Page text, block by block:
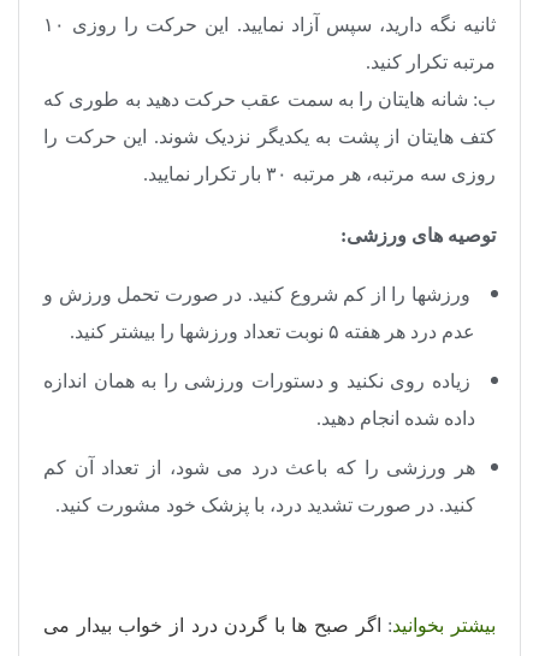
ثانیه نگه دارید، سپس آزاد نمایید. این حرکت را روزی ۱۰
مرتبه تکرار کنید.
ب: شانه هایتان را به سمت عقب حرکت دهید به طوری که
کتف هایتان از پشت به یکدیگر نزدیک شوند. این حرکت را
روزی سه مرتبه، هر مرتبه ۳۰ بار تکرار نمایید.
توصیه های ورزشی:
ورزشها را از کم شروع کنید. در صورت تحمل ورزش و
عدم درد هر هفته ۵ نوبت تعداد ورزشها را بیشتر کنید.
زیاده روی نکنید و دستورات ورزشی را به همان اندازه
داده شده انجام دهید.
هر ورزشی را که باعث درد می شود، از تعداد آن کم
کنید. در صورت تشدید درد، با پزشک خود مشورت کنید.
بیشتر بخوانید: اگر صبح ها با گردن درد از خواب بیدار می